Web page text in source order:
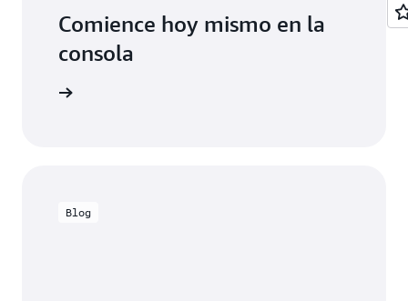
Comience hoy mismo en la
consola
Blog